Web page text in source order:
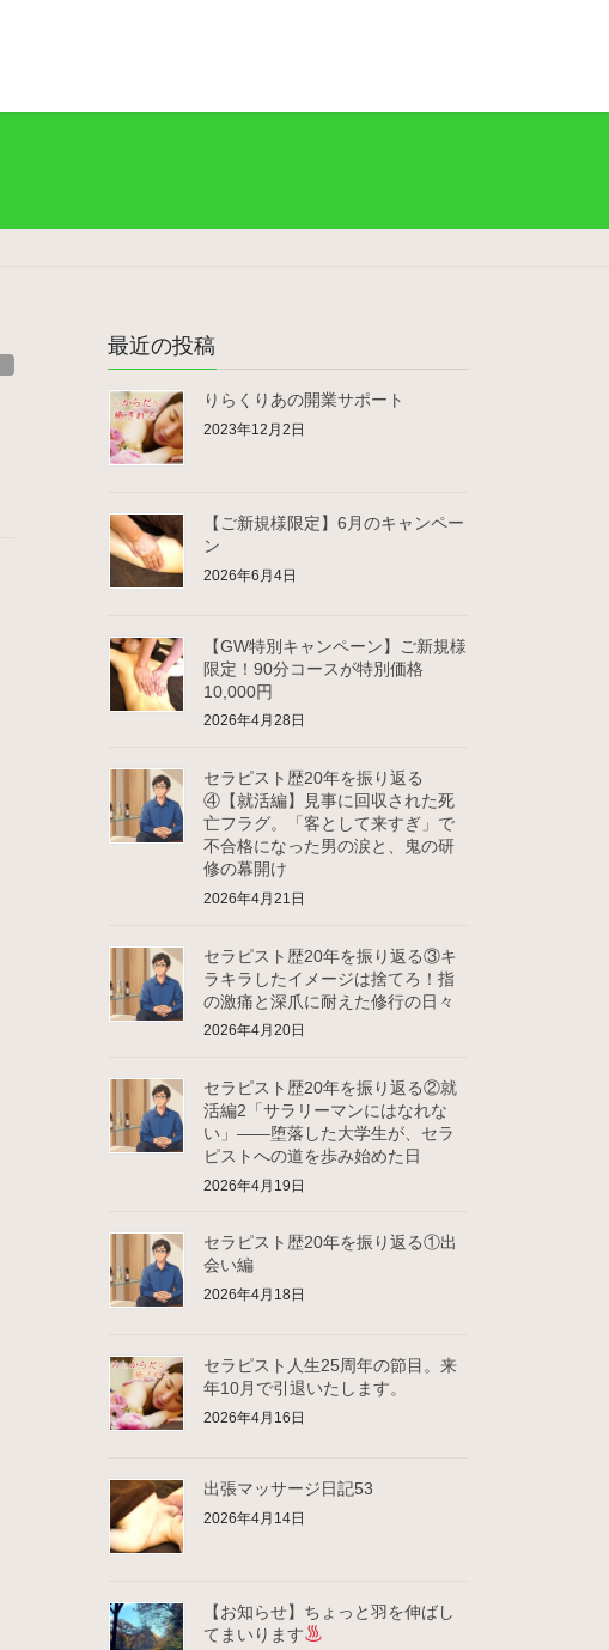
最近の投稿
りらくりあの開業サポート
2023年12月2日
【ご新規様限定】6月のキャンペー
ン
2026年6月4日
【GW特別キャンペーン】ご新規様
限定！90分コースが特別価格
10,000円
2026年4月28日
セラピスト歴20年を振り返る
④【就活編】見事に回収された死
亡フラグ。「客として来すぎ」で
不合格になった男の涙と、鬼の研
修の幕開け
2026年4月21日
セラピスト歴20年を振り返る③キ
ラキラしたイメージは捨てろ！指
の激痛と深爪に耐えた修行の日々
2026年4月20日
セラピスト歴20年を振り返る②就
活編2「サラリーマンにはなれな
い」――堕落した大学生が、セラ
ピストへの道を歩み始めた日
2026年4月19日
セラピスト歴20年を振り返る①出
会い編
2026年4月18日
セラピスト人生25周年の節目。来
年10月で引退いたします。
2026年4月16日
出張マッサージ日記53
2026年4月14日
【お知らせ】ちょっと羽を伸ばし
てまいります